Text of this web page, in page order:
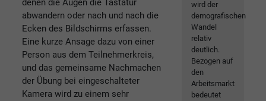
denen die Augen die Tastatur
abwandern oder nach und nach die
Ecken des Bildschirms erfassen.
Eine kurze Ansage dazu von einer
Person aus dem Teilnehmerkreis,
und das gemeinsame Nachmachen
der Übung bei eingeschalteter
Kamera wird zu einem sehr
wird der
demografischen
Wandel
relativ
deutlich.
Bezogen auf
den
Arbeitsmarkt
bedeutet